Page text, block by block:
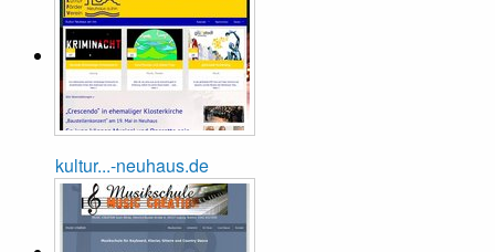
kultur...-neuhaus.de